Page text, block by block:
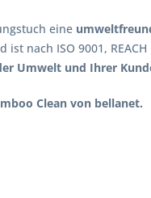
eine
nach ISO 9001,
Umwelt und Ihrer
Clean von bellanet.